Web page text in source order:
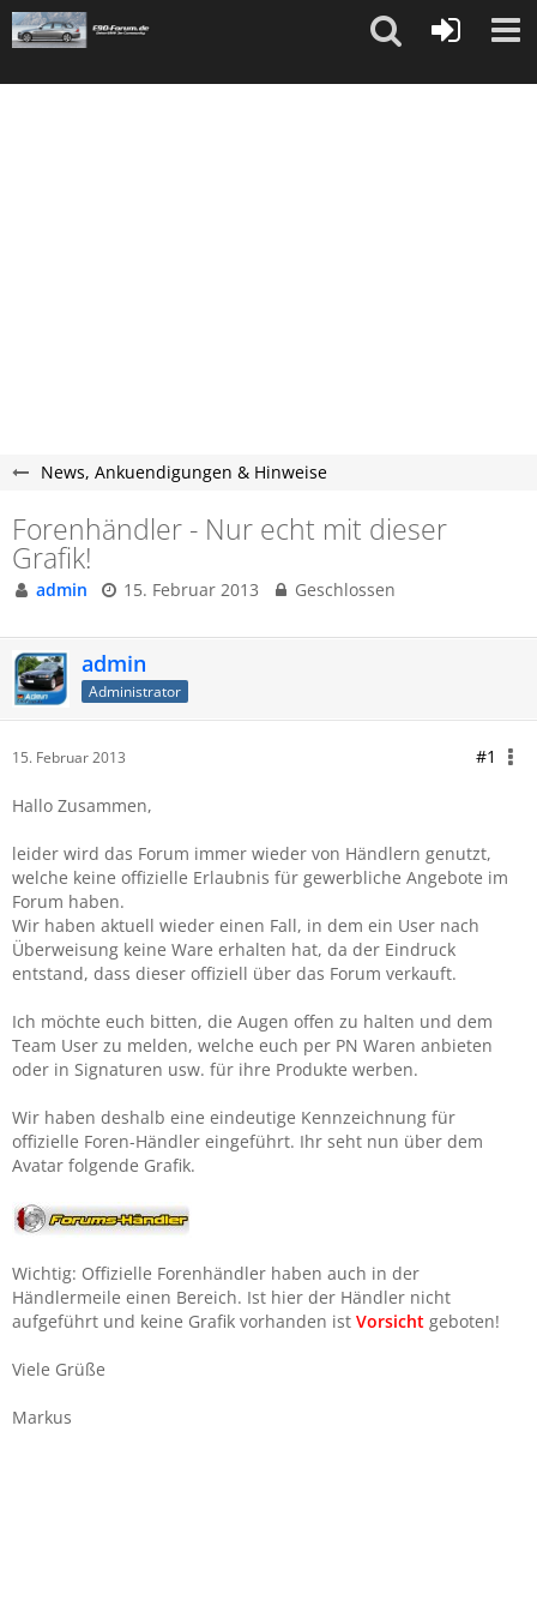
"
News, Ankuendigungen & Hinweise
Forenhändler - Nur echt mit dieser
Grafik!
admin 15. Februar 2013 Geschlossen
admin
Administrator
15. Februar 2013 #1
Hallo Zusammen,
leider wird das Forum immer wieder von Händlern genutzt,
welche keine offizielle Erlaubnis für gewerbliche Angebote im
Forum haben.
Wir haben aktuell wieder einen Fall, in dem ein User nach
Überweisung keine Ware erhalten hat, da der Eindruck
entstand, dass dieser offiziell über das Forum verkauft.
Ich möchte euch bitten, die Augen offen zu halten und dem
Team User zu melden, welche euch per PN Waren anbieten
oder in Signaturen usw. für ihre Produkte werben.
Wir haben deshalb eine eindeutige Kennzeichnung für
offizielle Foren-Händler eingeführt. Ihr seht nun über dem
Avatar folgende Grafik.
Wichtig: Offizielle Forenhändler haben auch in der
Händlermeile einen Bereich. Ist hier der Händler nicht
aufgeführt und keine Grafik vorhanden ist Vorsicht geboten!
Viele Grüße
Markus